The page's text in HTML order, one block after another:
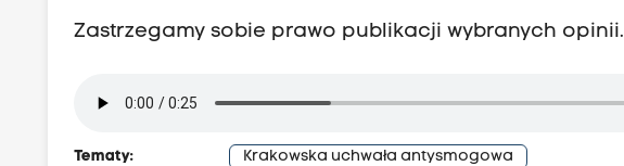
Zastrzegamy sobie prawo publikacji wybranych opinii.
Tematy: Krakowska uchwała antysmogowa